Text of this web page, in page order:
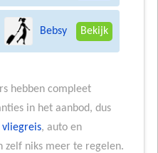
Bebsy Bekijk
hebben compleet
in het aanbod, dus
vliegreis, auto en
zelf niks meer te regelen.